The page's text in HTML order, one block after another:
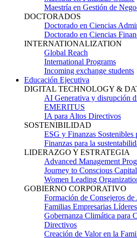
Maestría en Gestión de
DOCTORADOS
Doctorado en Ciencias
Doctorado en Ciencias
INTERNATIONALIZATION
Global Reach
International Programs
Incoming exchange students
Educación Ejecutiva
DIGITAL TECHNOLOGY &
AI Generativa y disrupción
EMERITUS
IA para Altos Directivos
SOSTENIBILIDAD
ESG y Finanzas Sostenibles
Finanzas para la
LIDERAZGO Y ESTRATEGIA
Advanced Management
Journey to Conscious
Women Leading
GOBIERNO CORPORATIVO
Formación de Consejeros
Familias Empresarias Líderes
Gobernanza Climática para
Directivos
Creación de Valor en la